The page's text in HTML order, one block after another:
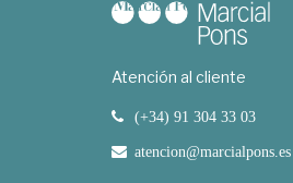
Atención al cliente
(+34) 91 304 33 03
atencion@marcialpons.es